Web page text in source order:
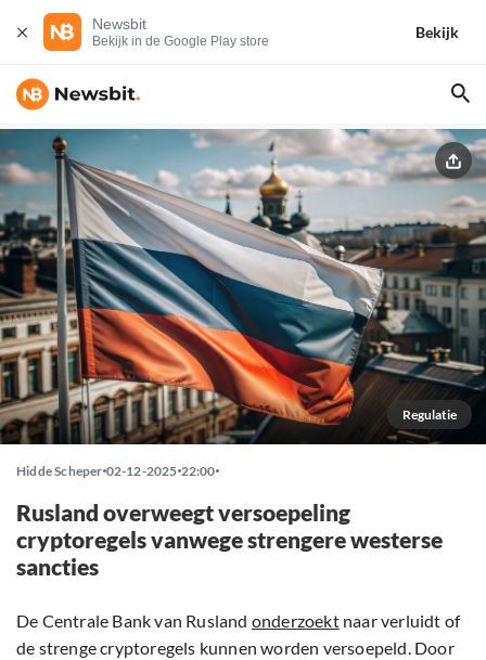
Newsbit
Bekijk in de Google Play store
Bekijk
Regulatie
Hidde Scheper 02-12-2025 22:00
Rusland overweegt versoepeling
cryptoregels vanwege strengere westerse
sancties
De Centrale Bank van Rusland onderzoektnaar verluidt of
de strenge cryptoregels kunnen worden versoepeld. Door